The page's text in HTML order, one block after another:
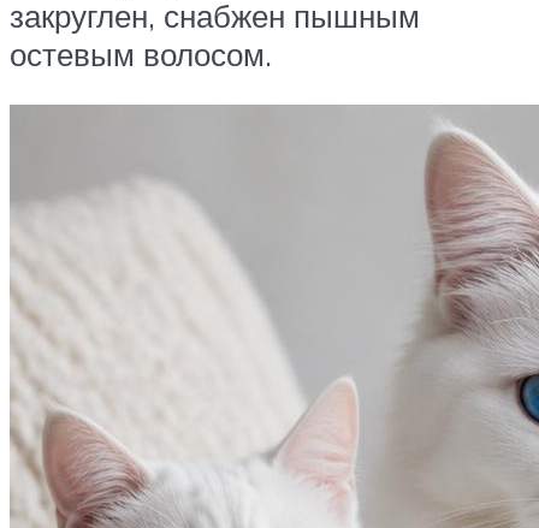
закруглен, снабжен пышным
остевым волосом.